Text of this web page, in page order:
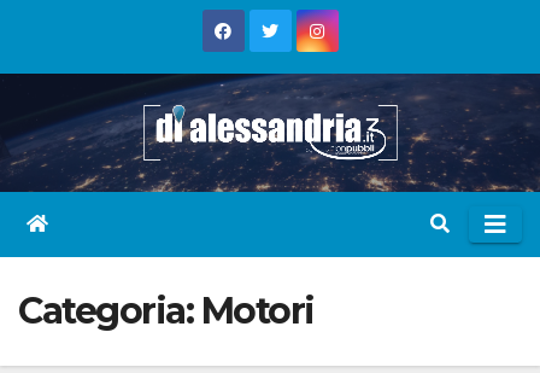
Categoria: Motori